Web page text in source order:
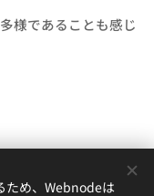
様であることも感じ
ため、Webnodeは